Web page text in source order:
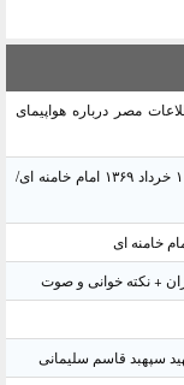
مصر درباره هواپیمای
منشور گفتمان امام و انقلاب - 7 /بخش دوم : شرح پیام ۱۰ خرداد ۱۳۶۹ امام خامنه ای/
خامنه ای
+ نکته خوانی و صوت
سپهبد قاسم سلیمانی